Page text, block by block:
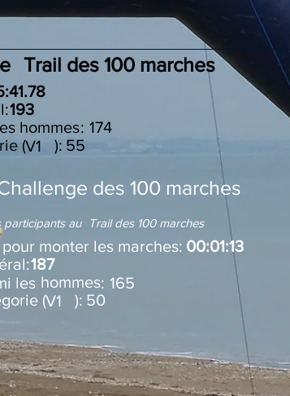
Trail des 100 marches
193
les : 174
hommes
( ): 55
V1
des 100 marches
participants au Trail des 100 marches
monter les marches: 00:01:13
187
( ): 50
V1
les : 165
hommes